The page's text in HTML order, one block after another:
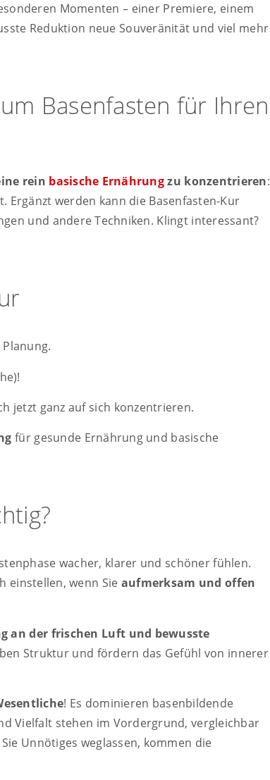
Momenten – einer Premiere, einem
Reduktion neue Souveränität und viel mehr
Basenfasten für Ihren
rein basische Ernährungzu konzentrieren:
Ergänzt werden kann die Basenfasten-Kur
und andere Techniken. Klingt interessant?
jetzt ganz auf sich konzentrieren.
für gesunde Ernährung und basische
wacher, klarer und schöner fühlen.
einstellen, wenn Sie aufmerksam und offen
an der frischen Luft und bewusste
Struktur und fördern das Gefühl von innerer
! Es dominieren basenbildende
Vielfalt stehen im Vordergrund, vergleichbar
Unnötiges weglassen, kommen die